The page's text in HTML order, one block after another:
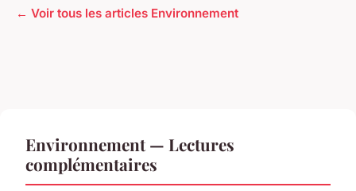
← Voir tous les articles Environnement
Environnement — Lectures
complémentaires